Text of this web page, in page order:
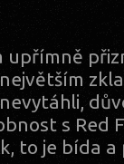
upřímně
s Red
to je bída